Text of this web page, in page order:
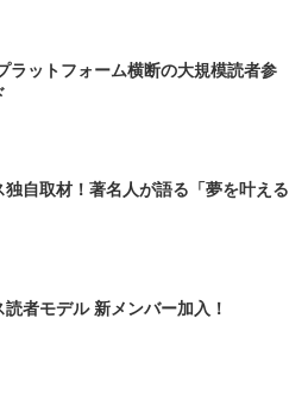
ラットフォーム横断の大規模読者参
独自取材！著名人が語る「夢を叶える
者モデル 新メンバー加入！